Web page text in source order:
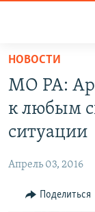
Перейти
основному
содержанию
основной
навигации
Перейти
НОВОСТИ
ЭКОНОМИКА
РЕГИОН
НОВОСТИ
МО РА:
к любым
ситуации
Апрель 03, 2016
Поделиться